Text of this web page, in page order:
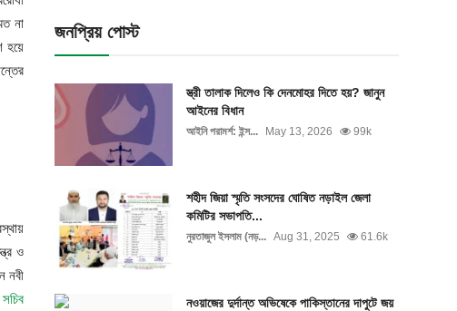
না
হয়ে
ও
নবী
জনপ্রিয় পোস্ট
স্ত্রী তালাক দিলেও কি দেনমোহর দিতে হয়? জানুন
আইনের বিধান
আইনি পরামর্শ: ইন্স... May 13, 2026 99k
শহীদ জিয়া স্মৃতি সংসদের ঘোষিত নড়াইল জেলা
কমিটির সভাপতি...
নুরতাজুল ইসলাম (নড়... Aug 31, 2025 61.6k
নওয়াজের দুর্দান্ত অভিষেকে পাকিস্তানের দাপুটে জয়